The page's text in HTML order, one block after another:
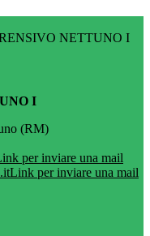
NETTUNO I
I
(RM)
per inviare una mail
Link per inviare una mail